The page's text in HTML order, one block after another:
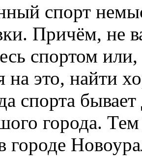
спорт
Причём, не
спортом
на это, найти
спорта
города.
городе